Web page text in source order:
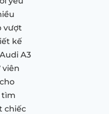
vượt
kế
A3
viên
tìm
chiếc